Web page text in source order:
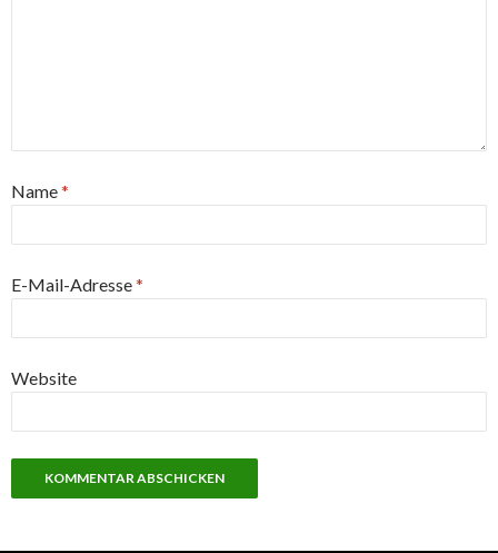
Name*
E-Mail-Adresse*
Website